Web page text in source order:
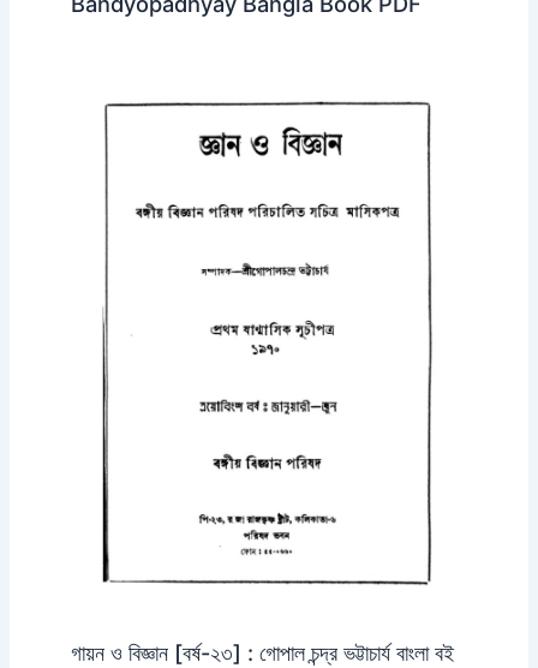
গায়ন ও বিজ্ঞান [বর্ষ-২৩] : গোপাল চন্দ্র ভট্টাচার্য বাংলা বই